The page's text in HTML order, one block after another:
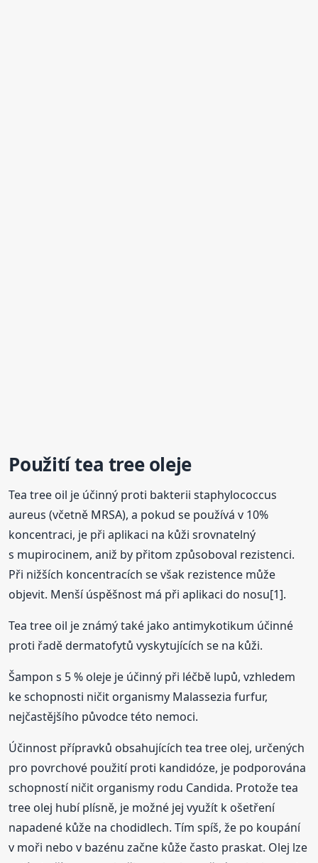
Použití tea tree oleje
Tea tree oil je účinný proti bakterii staphylococcus
aureus (včetně MRSA), a pokud se používá v 10%
koncentraci, je při aplikaci na kůži srovnatelný
s mupirocinem, aniž by přitom způsoboval rezistenci.
Při nižších koncentracích se však rezistence může
objevit. Menší úspěšnost má při aplikaci do nosu[1].
Tea tree oil je známý také jako antimykotikum účinné
proti řadě dermatofytů vyskytujících se na kůži.
Šampon s 5 % oleje je účinný při léčbě lupů, vzhledem
ke schopnosti ničit organismy Malassezia furfur,
nejčastějšího původce této nemoci.
Účinnost přípravků obsahujících tea tree olej, určených
pro povrchové použití proti kandidóze, je podporována
schopností ničit organismy rodu Candida. Protože tea
tree olej hubí plísně, je možné jej využít k ošetření
napadené kůže na chodidlech. Tím spíš, že po koupání
v moři nebo v bazénu začne kůže často praskat. Olej lze